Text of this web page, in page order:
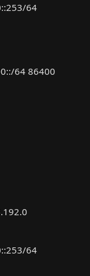
64
64 86400
64